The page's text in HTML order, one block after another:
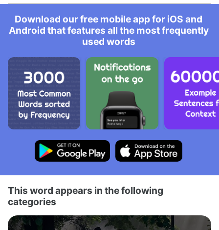
Download our free mobile app for iOS and
Android that features all the most frequently
used words
This word appears in the following
categories